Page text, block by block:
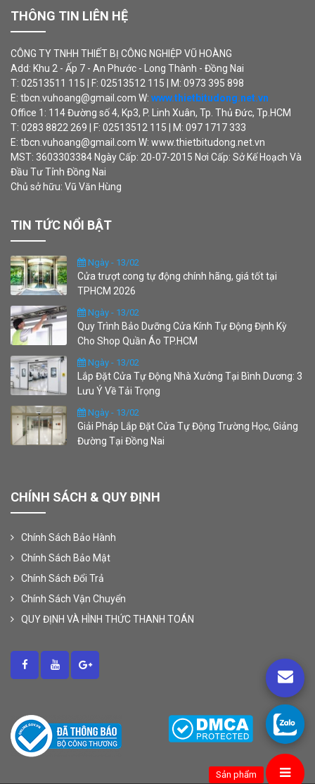
THÔNG TIN LIÊN HỆ
CÔNG TY TNHH THIẾT BỊ CÔNG NGHIỆP VŨ HOÀNG
Add: Khu 2 - Ấp 7 - An Phước - Long Thành - Đồng Nai
T: 02513511 115 | F: 02513512 115 | M: 0973 395 898
E: tbcn.vuhoang@gmail.com W: www.thietbitudong.net.vn
Office 1: 114 Đường số 4, Kp3, P. Linh Xuân, Tp. Thủ Đức, Tp.HCM
T: 0283 8822 269 | F: 02513512 115 | M: 097 1717 333
E: tbcn.vuhoang@gmail.com W: www.thietbitudong.net.vn
MST: 3603303384 Ngày Cấp: 20-07-2015 Nơi Cấp: Sở Kế Hoạch Và
Đầu Tư Tỉnh Đồng Nai
Chủ sở hữu: Vũ Văn Hùng
TIN TỨC NỔI BẬT
Ngày - 13/02
Cửa trượt cong tự động chính hãng, giá tốt tại
TPHCM 2026
Ngày - 13/02
Quy Trình Bảo Dưỡng Cửa Kính Tự Động Định Kỳ
Cho Shop Quần Áo TP.HCM
Ngày - 13/02
Lắp Đặt Cửa Tự Động Nhà Xưởng Tại Bình Dương: 3
Lưu Ý Về Tải Trọng
Ngày - 13/02
Giải Pháp Lắp Đặt Cửa Tự Động Trường Học, Giảng
Đường Tại Đồng Nai
CHÍNH SÁCH & QUY ĐỊNH
Chính Sách Bảo Hành
Chính Sách Bảo Mật
Chính Sách Đổi Trả
Chính Sách Vận Chuyển
QUY ĐỊNH VÀ HÌNH THỨC THANH TOÁN
Sản phẩm